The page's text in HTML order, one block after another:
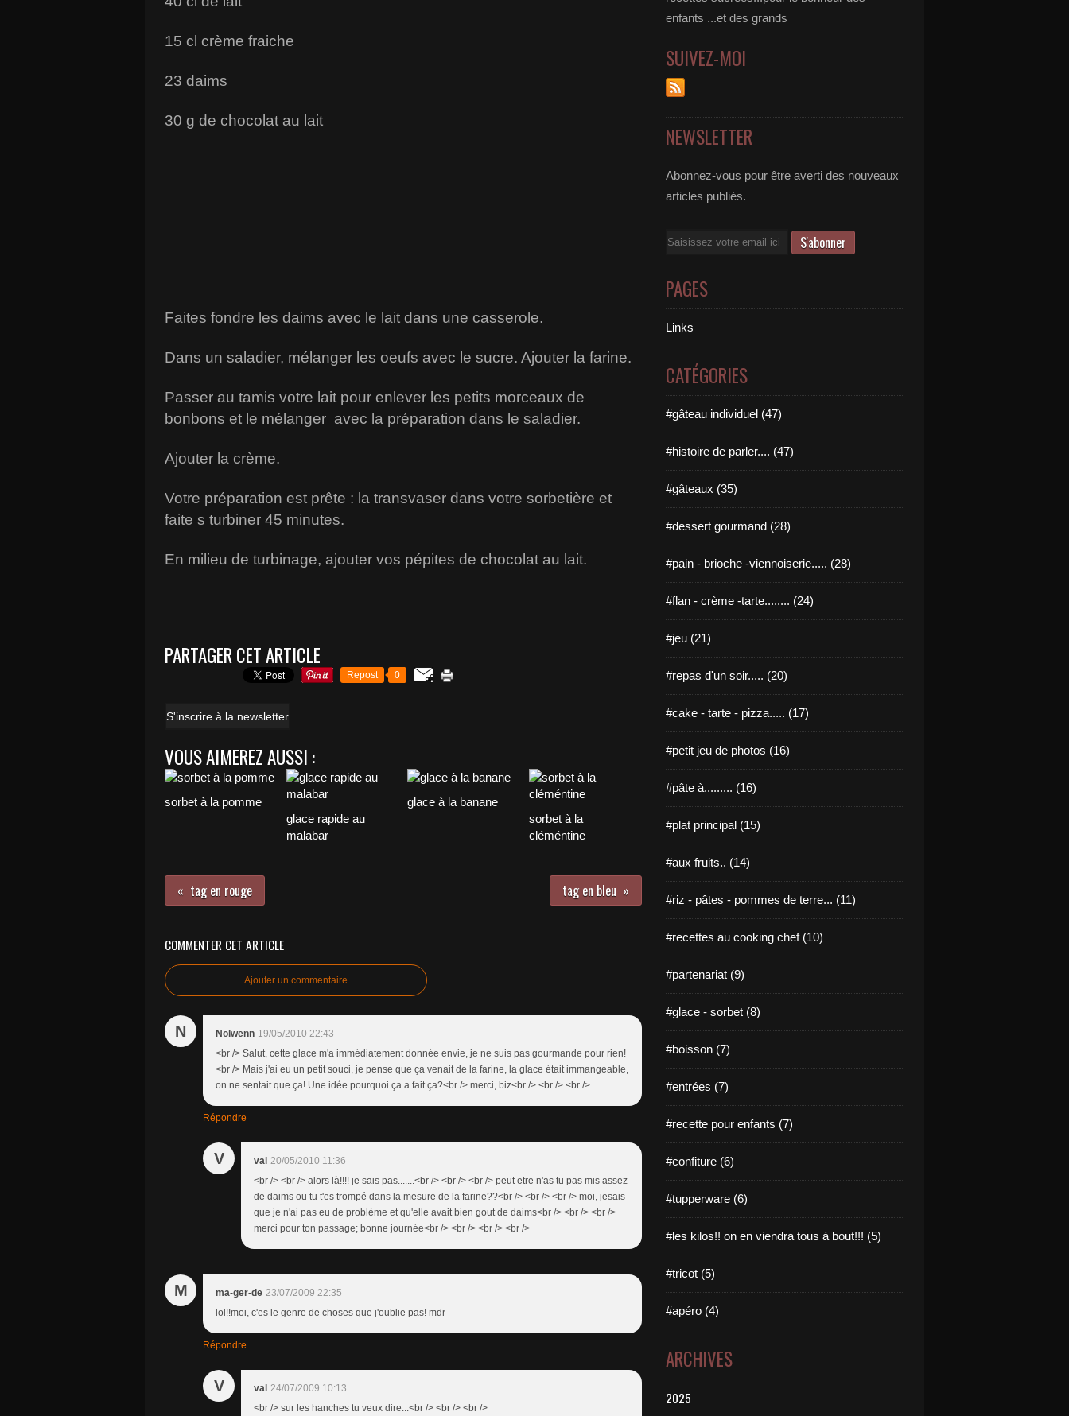
15 cl crème fraiche
23 daims
30 g de chocolat au lait
Faites fondre les daims avec le lait dans une casserole.
Dans un saladier, mélanger les oeufs avec le sucre. Ajouter la farine.
Passer au tamis votre lait pour enlever les petits morceaux de
bonbons et le mélanger avec la préparation dans le saladier.
Ajouter la crème.
Votre préparation est prête : la transvaser dans votre sorbetière et
faite s turbiner 45 minutes.
En milieu de turbinage, ajouter vos pépites de chocolat au lait.
PARTAGER CET ARTICLE
Repost 0
S'inscrire à la newsletter
VOUS AIMEREZ AUSSI :
sorbet à la pomme
glace rapide au
malabar
glace à la banane
sorbet à la
cléméntine
tag en rouge tag en bleu
COMMENTER CET ARTICLE
Ajouter un commentaire
N Nolwenn 19/05/2010 22:43
<br /> Salut, cette glace m'a immédiatement donnée envie, je ne suis pas gourmande pour rien!
<br /> Mais j'ai eu un petit souci, je pense que ça venait de la farine, la glace était immangeable,
on ne sentait que ça! Une idée pourquoi ça a fait ça?<br /> merci, biz<br /> <br /> <br />
Répondre
V val 20/05/2010 11:36
<br /> <br /> alors là!!!! je sais pas.......<br /> <br /> <br /> peut etre n'as tu pas mis assez
de daims ou tu t'es trompé dans la mesure de la farine??<br /> <br /> <br /> moi, jesais
que je n'ai pas eu de problème et qu'elle avait bien gout de daims<br /> <br /> <br />
merci pour ton passage; bonne journée<br /> <br /> <br /> <br />
M ma-ger-de 23/07/2009 22:35
lol!!moi, c'es le genre de choses que j'oublie pas! mdr
Répondre
V val 24/07/2009 10:13
<br /> sur les hanches tu veux dire...<br /> <br /> <br />
enfants ...et des grands
SUIVEZ-MOI
NEWSLETTER
Abonnez-vous pour être averti des nouveaux
articles publiés.
Email
PAGES
Links
CATÉGORIES
#gâteau individuel (47)
#histoire de parler.... (47)
#gâteaux (35)
#dessert gourmand (28)
#pain - brioche -viennoiserie..... (28)
#flan - crème -tarte........ (24)
#jeu (21)
#repas d'un soir..... (20)
#cake - tarte - pizza..... (17)
#petit jeu de photos (16)
#pâte à......... (16)
#plat principal (15)
#aux fruits.. (14)
#riz - pâtes - pommes de terre... (11)
#recettes au cooking chef (10)
#partenariat (9)
#glace - sorbet (8)
#boisson (7)
#entrées (7)
#recette pour enfants (7)
#confiture (6)
#tupperware (6)
#les kilos!! on en viendra tous à bout!!! (5)
#tricot (5)
#apéro (4)
ARCHIVES
2025